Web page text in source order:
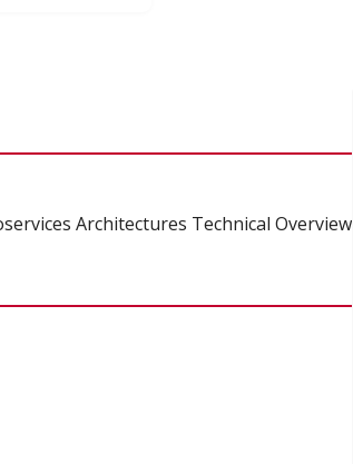
Architectures Technical Overview